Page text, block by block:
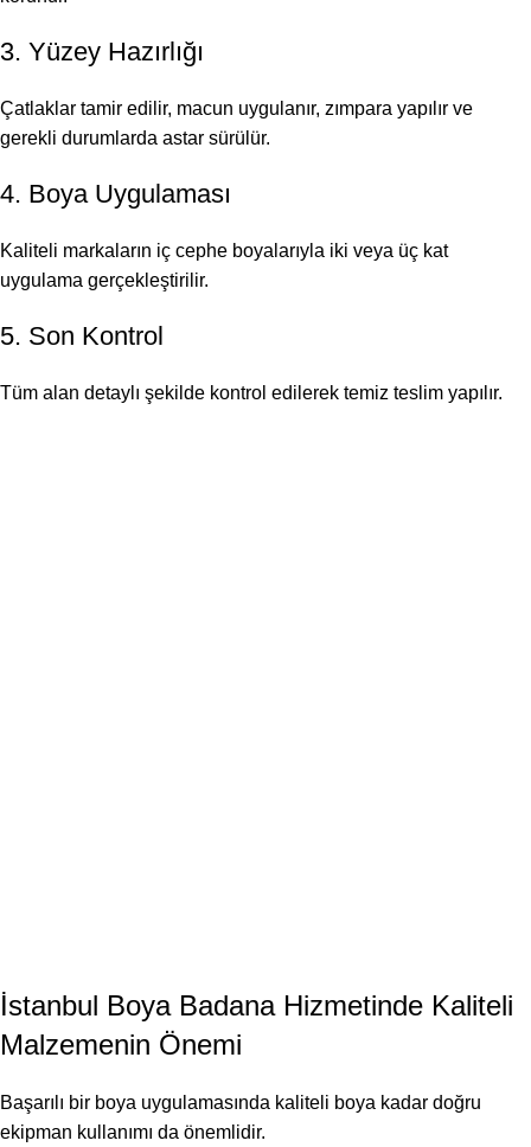
3. Yüzey Hazırlığı
Çatlaklar tamir edilir, macun uygulanır, zımpara yapılır ve
gerekli durumlarda astar sürülür.
4. Boya Uygulaması
Kaliteli markaların iç cephe boyalarıyla iki veya üç kat
uygulama gerçekleştirilir.
5. Son Kontrol
Tüm alan detaylı şekilde kontrol edilerek temiz teslim yapılır.
İstanbul Boya Badana Hizmetinde Kaliteli
Malzemenin Önemi
Başarılı bir boya uygulamasında kaliteli boya kadar doğru
ekipman kullanımı da önemlidir.